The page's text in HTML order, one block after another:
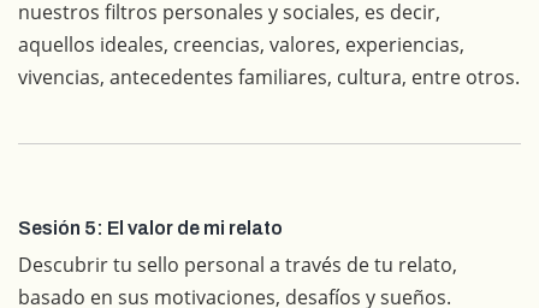
nuestros filtros personales y sociales, es decir,
aquellos ideales, creencias, valores, experiencias,
vivencias, antecedentes familiares, cultura, entre otros.
Sesión 5: El valor de mi relato
Descubrir tu sello personal a través de tu relato,
basado en sus motivaciones, desafíos y sueños.